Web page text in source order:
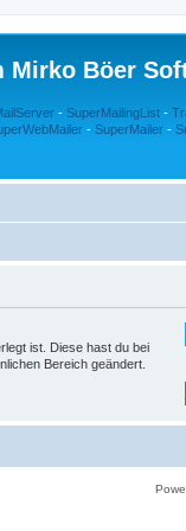
Mirko Böer
- SuperMailingList -
- SuperMailer -
ist. Diese hast du bei
Bereich geändert.